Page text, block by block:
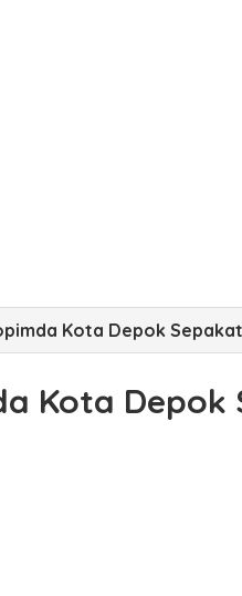
Kota Depok
Kota